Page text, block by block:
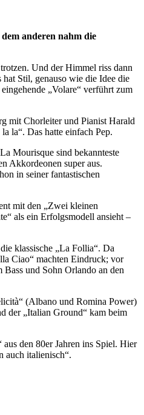
anderen nahm die
Und der Himmel riss dann
Stil, genauso wie die Idee die
„Volare“ verführt zum
mit Chorleiter und Pianist Harald
la“. Das hatte einfach Pep.
Mourisque sind bekannteste
Akkordeonen super aus.
in seiner fantastischen
mit den „Zwei kleinen
als ein Erfolgsmodell ansieht –
klassische „La Follia“. Da
Ciao“ machten Eindruck; vor
und Sohn Orlando an den
(Albano und Romina Power)
der „Italian Ground“ kam beim
den 80er Jahren ins Spiel. Hier
auch italienisch“.